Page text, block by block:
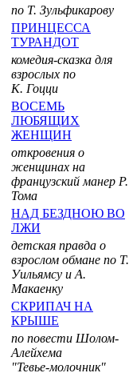
по Т. Зульфикарову
ПРИНЦЕССА
ТУРАНДОТ
комедия-сказка для
взрослых по
К. Гоцци
ВОСЕМЬ
ЛЮБЯЩИХ
ЖЕНЩИН
откровения о
женщинах на
французский манер Р.
Тома
НАД БЕЗДНОЮ ВО
ЛЖИ
детская правда о
взрослом обмане по Т.
Уильямсу и А.
Макаенку
СКРИПАЧ НА
КРЫШЕ
по повести Шолом-
Алейхема
"Тевье-молочник"